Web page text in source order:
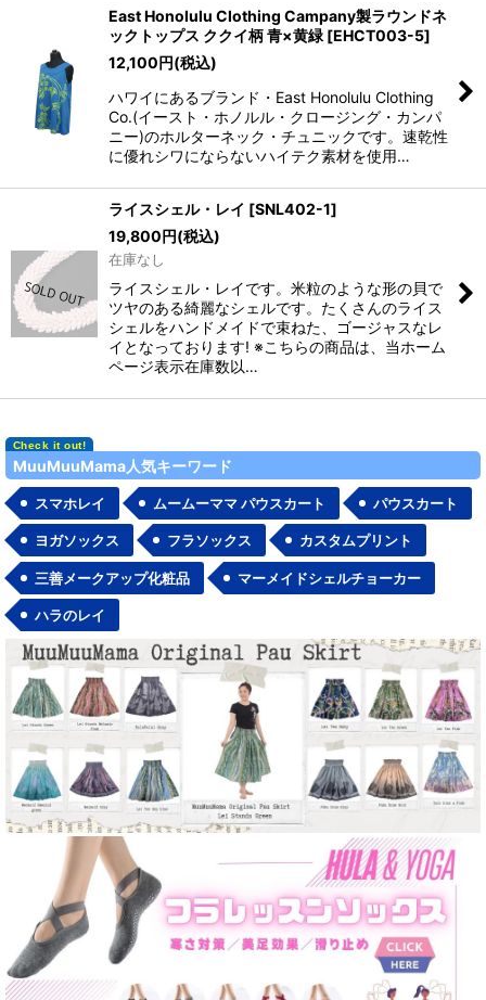
East Honolulu Clothing Campany製ラウンドネ
ックトップス ククイ柄 青×黄緑 [EHCT003-5]
12,100円(税込)
ハワイにあるブランド・East Honolulu Clothing
Co.(イースト・ホノルル・クロージング・カンパ
ニー)のホルターネック・チュニックです。速乾性
に優れシワにならないハイテク素材を使用…
ライスシェル・レイ [SNL402-1]
19,800円(税込)
在庫なし
ライスシェル・レイです。米粒のような形の貝で
ツヤのある綺麗なシェルです。たくさんのライス
シェルをハンドメイドで束ねた、ゴージャスなレ
イとなっております! ※こちらの商品は、当ホーム
ページ表示在庫数以…
MuuMuuMama人気キーワード
スマホレイ ムームーママ パウスカート パウスカート
ヨガソックス フラソックス カスタムプリント
三善メークアップ化粧品 マーメイドシェルチョーカー
ハラのレイ